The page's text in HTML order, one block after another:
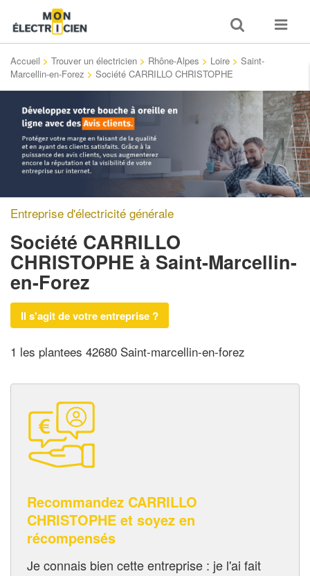
Toggle
search
Toggle
Accueil > Trouver un électricien > Rhône-Alpes > Loire > Saint-
Marcellin-en-Forez > Société CARRILLO CHRISTOPHE
Entreprise d'électricité générale
Société CARRILLO
CHRISTOPHE à Saint-Marcellin-
en-Forez
Il s'agit de votre entreprise ?
1 les plantees 42680 Saint-marcellin-en-forez
Recommandez CARRILLO
CHRISTOPHE et soyez en
récompensés
Je connais bien cette entreprise : je l'ai fait